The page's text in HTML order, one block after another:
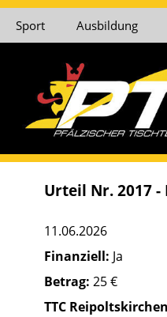
Sport Ausbildung
Urteil Nr. 2017
11.06.2026
Finanziell: Ja
Betrag: 25 €
TTC Reipoltskirchen